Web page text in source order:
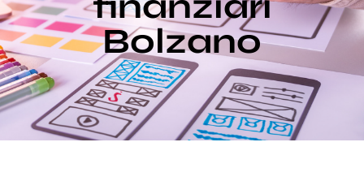
Supporto
Bolzano